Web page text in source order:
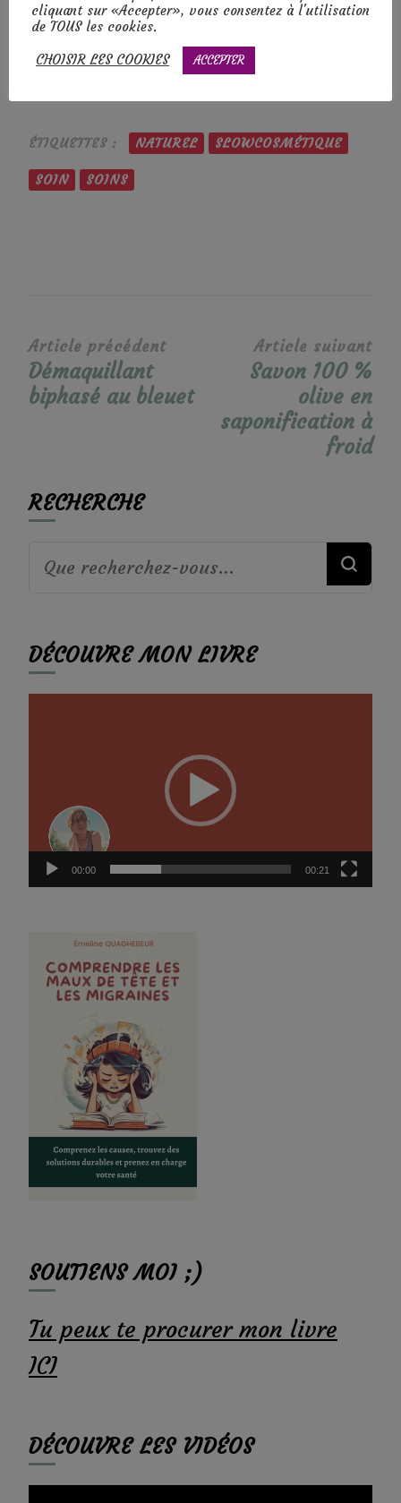
l'hydrater
et…
express à
l'avoine
ÉTIQUETTES : NATUREL SLOWCOSMÉTIQUE
SOIN SOINS
Navigation
d’article
Article précédent
Démaquillant
biphasé au bleuet
Article suivant
Savon 100 %
olive en
saponification à
froid
RECHERCHE
Vous
chose ?
DÉCOUVRE MON LIVRE
00:00 00:21
SOUTIENS MOI ;)
Tu peux te procurer mon livre
ICI
DÉCOUVRE LES VIDÉOS
cliquant sur «Accepter», vous consentez à l'utilisation
de TOUS les cookies.
CHOISIR LES COOKIES ACCEPTER